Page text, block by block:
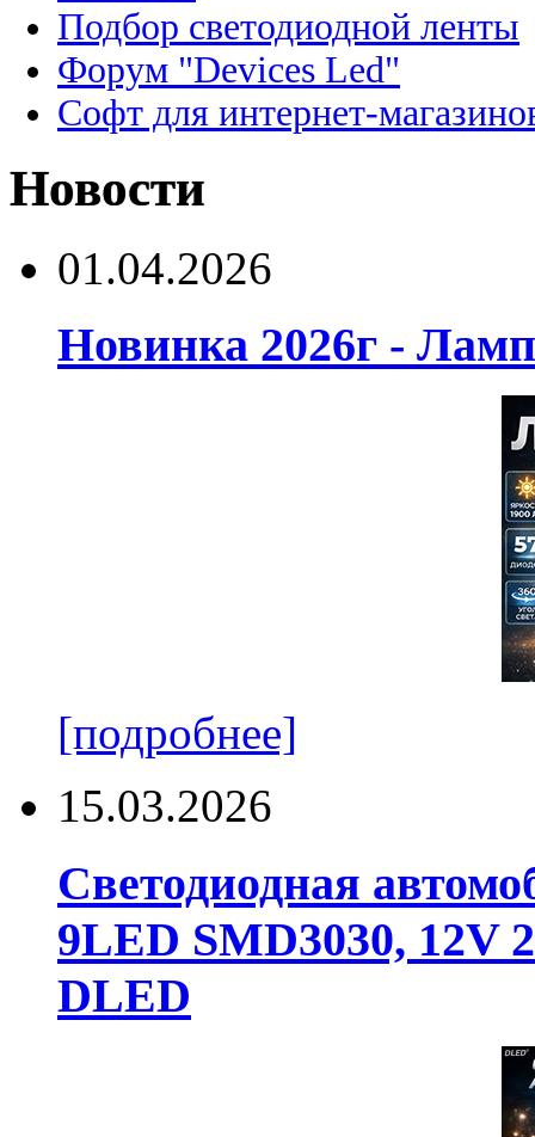
Подбор светодиодной ленты
Форум "Devices Led"
Софт для интернет-
Новости
01.04.2026
Новинка 2026г -
[подробнее]
15.03.2026
Светодиодная
9LED SMD3030, 12V
DLED